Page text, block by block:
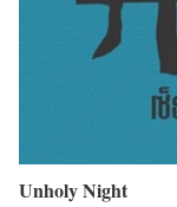
Unholy Night